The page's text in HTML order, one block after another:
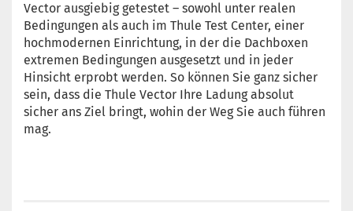
Vector ausgiebig getestet – sowohl unter realen
Bedingungen als auch im Thule Test Center, einer
hochmodernen Einrichtung, in der die Dachboxen
extremen Bedingungen ausgesetzt und in jeder
Hinsicht erprobt werden. So können Sie ganz sicher
sein, dass die Thule Vector Ihre Ladung absolut
sicher ans Ziel bringt, wohin der Weg Sie auch führen
mag.